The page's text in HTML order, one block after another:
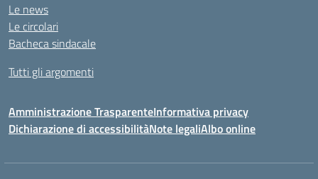
Le news
Le circolari
Bacheca sindacale
Tutti gli argomenti
Amministrazione TrasparenteInformativa privacy
Dichiarazione di accessibilitàNote legaliAlbo online